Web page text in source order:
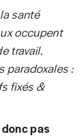
santé
occupent
travail.
paradoxales :
fixés &
pas